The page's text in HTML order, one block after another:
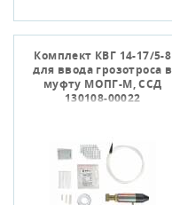
Комплект КВГ 14-17/5-8
для ввода грозотроса в
муфту МОПГ-М, ССД
130108-00022